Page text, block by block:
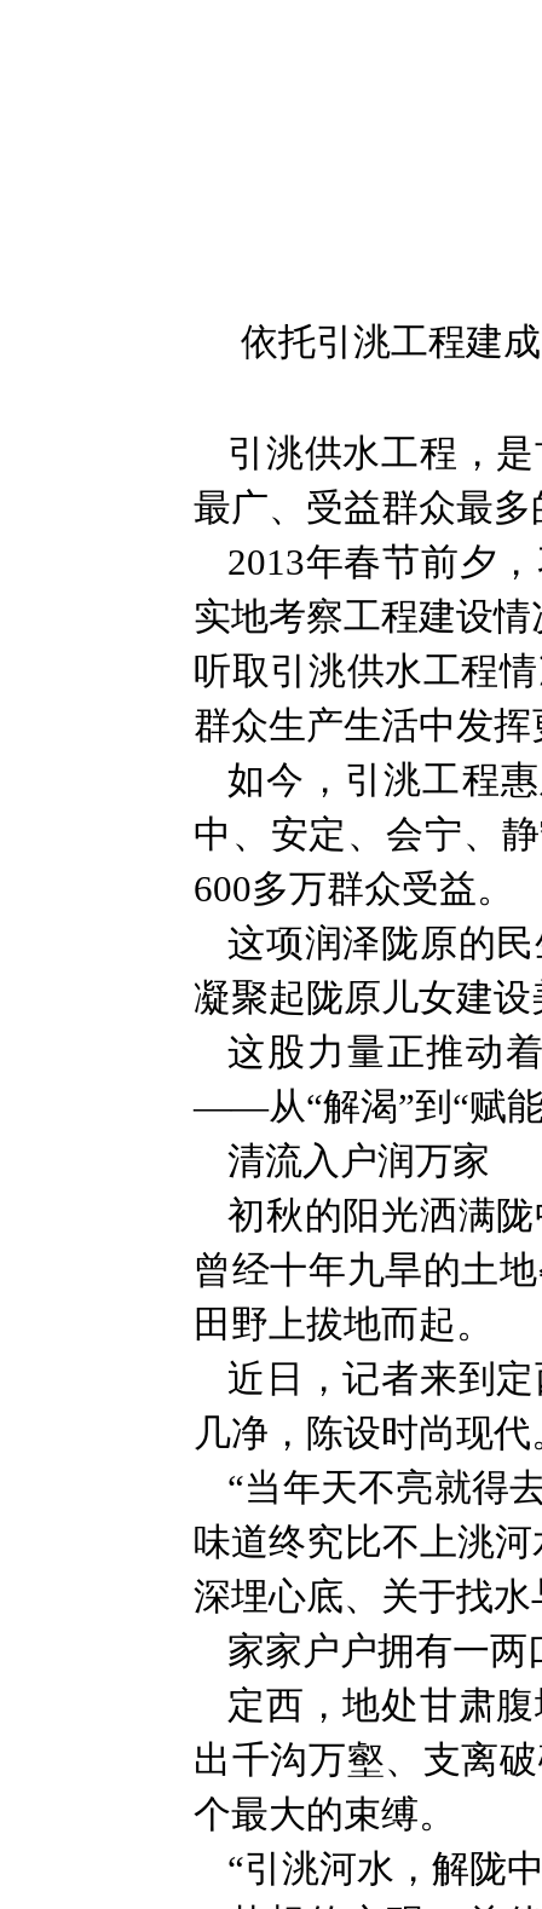
依托引洮工程建
引洮供水工程，
最广、受益群众最
2013年春节前夕
实地考察工程建设
听取引洮供水工程
群众生产生活中发
如今，引洮工程
中、安定、会宁、
600多万群众受益。
这项润泽陇原的
凝聚起陇原儿女建
这股力量正推动
——从“解渴”到“赋能
清流入户润万家
初秋的阳光洒满
曾经十年九旱的土
田野上拔地而起。
近日，记者来到
几净，陈设时尚现
“当年天不亮就得
味道终究比不上洮
深埋心底、关于找
家家户户拥有一
定西，地处甘肃
出千沟万壑、支离
个最大的束缚。
“引洮河水，解陇